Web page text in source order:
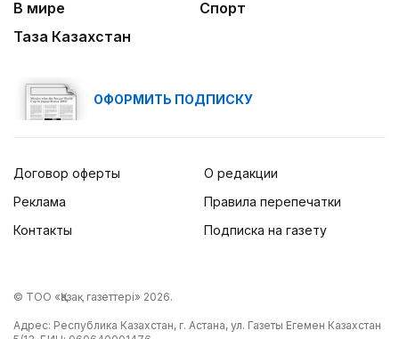
В мире
Спорт
Таза Казахстан
ОФОРМИТЬ ПОДПИСКУ
Договор оферты
Реклама
Контакты
О редакции
Правила перепечатки
Подписка на газету
© ТОО «Қазақ газеттері» 2026.
Адрес: Республика Казахстан, г. Астана, ул. Газеты Егемен Казахстан